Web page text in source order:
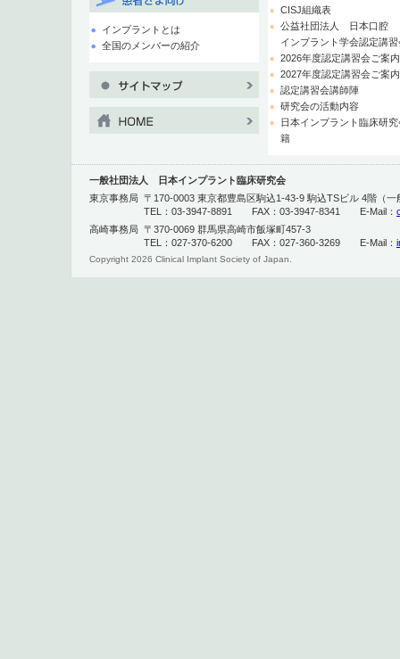
インプラントとは
全国のメンバーの紹介
CISJ組織表
公益社団法人 日本口腔
インプラント学会認定講
2026年度認定講習会ご案内
2027年度認定講習会ご案内
認定講習会講師陣
研究会の活動内容
日本インプラント臨床研
籍
一般社団法人 日本インプラント臨床研究会
東京事務局 〒170-0003 東京都豊島区駒込1-43-9 駒込TSビル 4階（
TEL：03-3947-8891 FAX：03-3947-8341 E-Mail：
高崎事務局 〒370-0069 群馬県高崎市飯塚町457-3
TEL：027-370-6200 FAX：027-360-3269 E-Mail：
Copyright 2026 Clinical Implant Society of Japan.